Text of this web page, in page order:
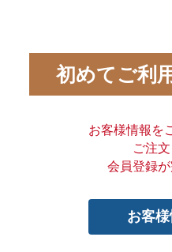
初めてご利
お客様情報を
ご注
会員登録が
お客